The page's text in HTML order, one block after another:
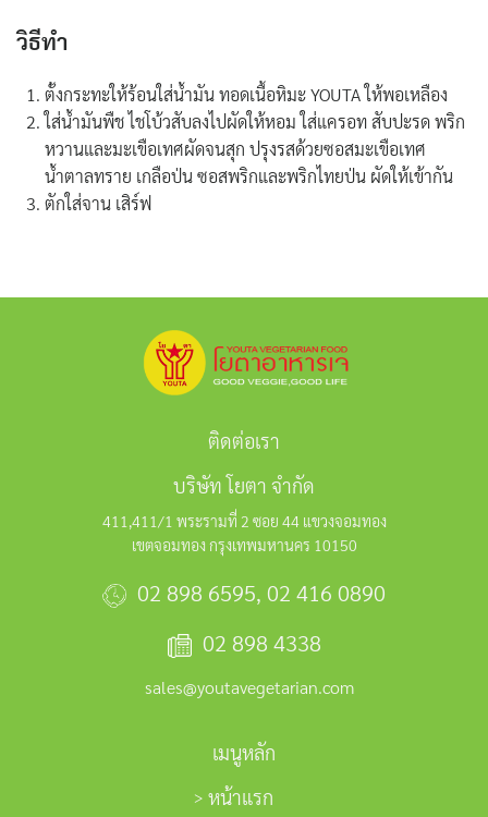
วิธีทำ
ตั้งกระทะให้ร้อนใส่น้ำมัน ทอดเนื้อหิมะ YOUTA ให้พอเหลือง
ใส่น้ำมันพืช ไชโบ้วสับลงไปผัดให้หอม ใส่แครอท สับปะรด พริก
หวานและมะเขือเทศผัดจนสุก ปรุงรสด้วยซอสมะเขือเทศ
น้ำตาลทราย เกลือป่น ซอสพริกและพริกไทยป่น ผัดให้เข้ากัน
ตักใส่จาน เสิร์ฟ
ติดต่อเรา
บริษัท โยตา จำกัด
411,411/1 พระรามที่ 2 ซอย 44 แขวงจอมทอง
เขตจอมทอง กรุงเทพมหานคร 10150
02 898 6595, 02 416 0890
02 898 4338
sales@youtavegetarian.com
เมนูหลัก
หน้าแรก